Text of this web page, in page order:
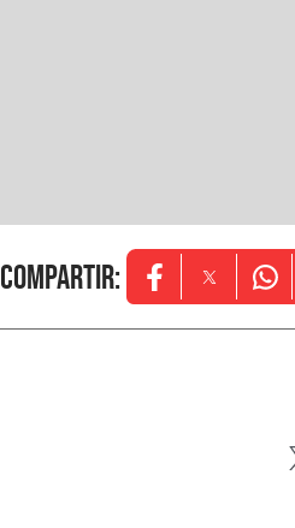
Compartir: Opens in new
Opens in